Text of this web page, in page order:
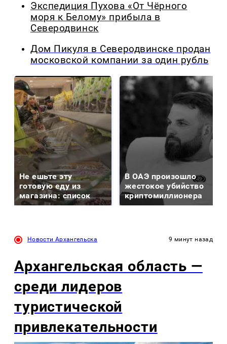
Экспедиция Пухова «От Чёрного
моря к Белому» прибыла в
Северодвинск
Дом Пикуля в Северодвинске продан
московской компании за один рубль
Не ешьте эту
готовую еду из
магазина: список
В ОАЭ произошло
жестокое убийство
криптомиллионера
Новости Архангельска 9 минут назад
Архангельская область —
среди лидеров
туристической
привлекательности